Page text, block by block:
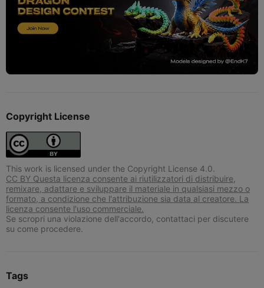
Copyright License
This work is licensed under the Copyright License 4.0.
CC BY Questa licenza consente ai riutilizzatori di distribuire,
remixare, adattare e sviluppare il materiale in qualsiasi mezzo o
formato, a condizione che l'attribuzione sia data al creatore. La
licenza consente l'uso commerciale.
Se scropri una violazione dell'accordo, contattaci per discutere
su come procedere.
Tags